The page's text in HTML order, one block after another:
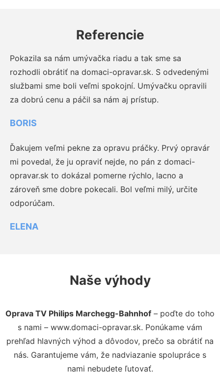
Referencie
Pokazila sa nám umývačka riadu a tak sme sa
rozhodli obrátiť na domaci-opravar.sk. S odvedenými
službami sme boli veľmi spokojní. Umývačku opravili
za dobrú cenu a páčil sa nám aj prístup.
BORIS
Ďakujem veľmi pekne za opravu práčky. Prvý opravár
mi povedal, že ju opraviť nejde, no pán z domaci-
opravar.sk to dokázal pomerne rýchlo, lacno a
zároveň sme dobre pokecali. Bol veľmi milý, určite
odporúčam.
ELENA
Naše výhody
Oprava TV Philips Marchegg-Bahnhof – poďte do toho
s nami – www.domaci-opravar.sk. Ponúkame vám
prehľad hlavných výhod a dôvodov, prečo sa obrátiť na
nás. Garantujeme vám, že nadviazanie spolupráce s
nami nebudete ľutovať.